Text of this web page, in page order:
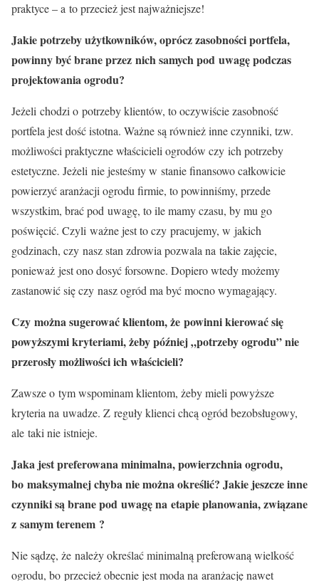
praktyce – a to przecież jest najważniejsze!
Jakie potrzeby użytkowników, oprócz zasobności portfela,
powinny być brane przez nich samych pod uwagę podczas
projektowania ogrodu?
Jeżeli chodzi o potrzeby klientów, to oczywiście zasobność
portfela jest dość istotna. Ważne są również inne czynniki, tzw.
możliwości praktyczne właścicieli ogrodów czy ich potrzeby
estetyczne. Jeżeli nie jesteśmy w stanie finansowo całkowicie
powierzyć aranżacji ogrodu firmie, to powinniśmy, przede
wszystkim, brać pod uwagę, to ile mamy czasu, by mu go
poświęcić. Czyli ważne jest to czy pracujemy, w jakich
godzinach, czy nasz stan zdrowia pozwala na takie zajęcie,
ponieważ jest ono dosyć forsowne. Dopiero wtedy możemy
zastanowić się czy nasz ogród ma być mocno wymagający.
Czy można sugerować klientom, że powinni kierować się
powyższymi kryteriami, żeby później „potrzeby ogrodu” nie
przerosły możliwości ich właścicieli?
Zawsze o tym wspominam klientom, żeby mieli powyższe
kryteria na uwadze. Z reguły klienci chcą ogród bezobsługowy,
ale taki nie istnieje.
Jaka jest preferowana minimalna, powierzchnia ogrodu,
bo maksymalnej chyba nie można określić? Jakie jeszcze inne
czynniki są brane pod uwagę na etapie planowania, związane
z samym terenem ?
Nie sądzę, że należy określać minimalną preferowaną wielkość
ogrodu, bo przecież obecnie jest moda na aranżację nawet